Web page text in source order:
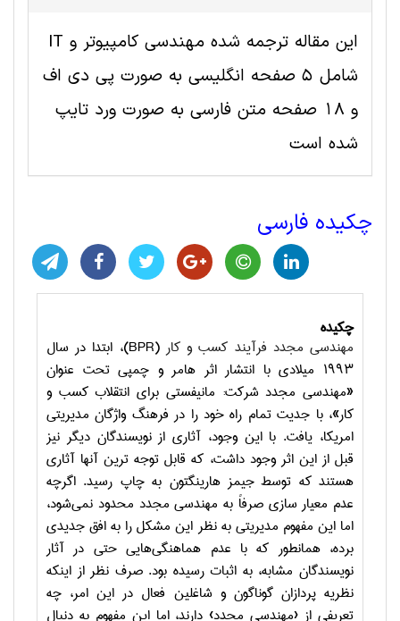
این مقاله ترجمه شده مهندسی کامپیوتر و IT
شامل 5 صفحه انگلیسی به صورت پی دی اف
و 18 صفحه متن فارسی به صورت ورد تایپ
شده است
چکیده فارسی
چکیده
مهندسی مجدد فرآیند کسب و کار(
BPR)، ابتدا در سال
۱۹۹۳ میلادی با انتشار اثر هامر و چمپی تحت عنوان
«مهندسی مجدد شرکت: مانیفستی برای انتقلاب کسب و
کار»، با جدیت تمام راه خود را در فرهنگ واژگان مدیریتی
امریکا، یافت. با این وجود، آثاری از نویسندگان دیگر نیز
قبل از این اثر وجود داشت، که قابل توجه ترین آنها آثاری
هستند که توسط جیمز هارینگتون به چاپ رسید. اگرچه
عدم معیار سازی صرفاً به مهندسی مجدد محدود نمی‌شود،
اما این مفهوم مدیریتی به نظر این مشکل را به افق جدیدی
برده، همانطور که با عدم هماهنگی‌هایی حتی در آثار
نویسندگان مشابه، به اثبات رسیده بود. صرف نظر از اینکه
نظریه پردازان گوناگون و شاغلین فعال در این امر، چه
تعریفی از ‹مهندسی مجدد› دارند، اما این مفهوم به دنبال